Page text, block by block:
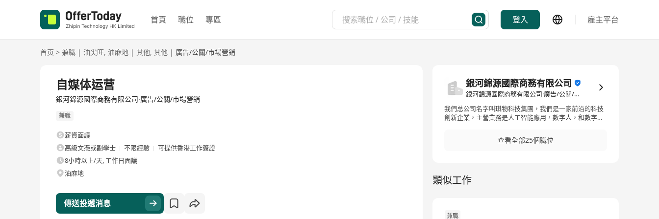
首頁 職位 專區 登入 雇主平台
首页 > 兼職 | 油尖旺, 油麻地 | 其他, 其他 | 廣告/公關/市場營銷
自媒体运营
銀河錦源國際商務有限公司·廣告/公關/市場營銷
兼職
薪資面議
高級文憑或副學士
不限經驗
可提供香港工作簽證
8小時以上/天, 工作日面議
油麻地
傳送投遞消息
銀河錦源國際商務有限公司
銀河錦源國際商務有限公司·廣告/公關/市場營銷
我們总公司名字叫琪物科技集團，我們是一家前沿的科技
創新企業，主營業務是人工智能應用，數字人，和數字營
市場，25年開始全力進軍香港市場，我們在香港有招募項
目合伙人和通過AI項目完成續簽等業務。
查看全部25個職位
類似工作
兼職